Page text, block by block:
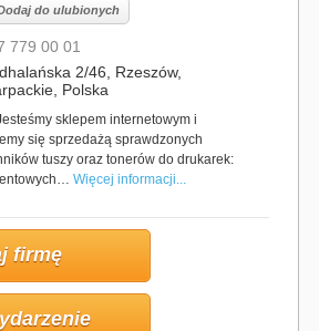
do ulubionych
779 00 01
2/46, Rzeszów,
Polska
sklepem internetowym i
się sprzedażą sprawdzonych
tuszy oraz tonerów do drukarek:
Więcej informacji...
firmę